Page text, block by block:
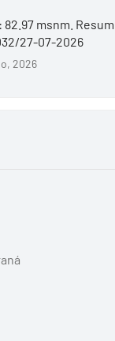
82.97 msnm.
27-07-2026
2026